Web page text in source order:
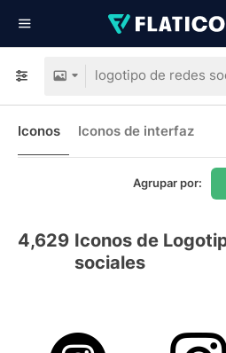
Iconos Iconos de interfaz
Agrupar por:
4,629 Iconos de
sociales